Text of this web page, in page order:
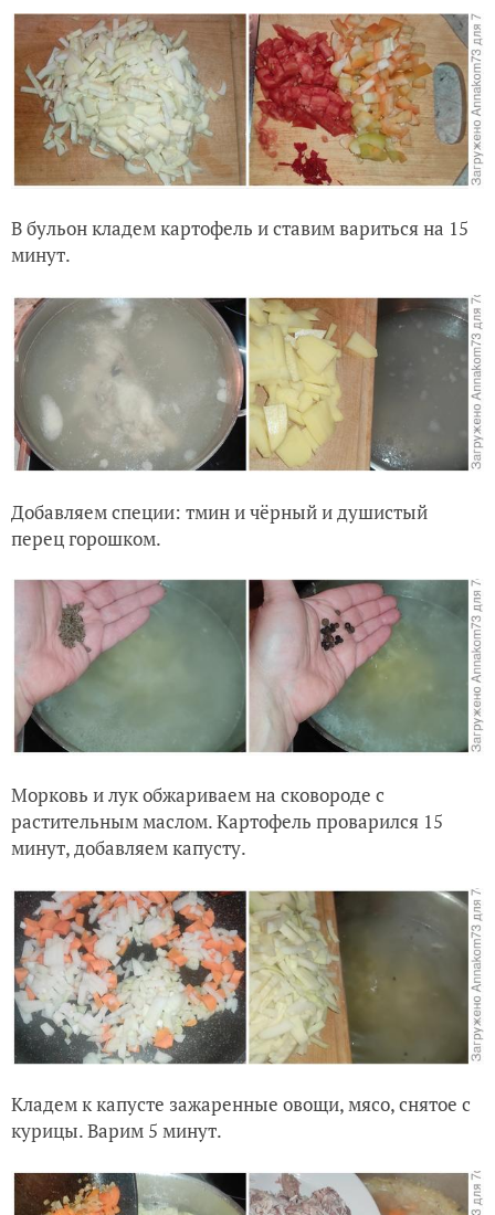
В бульон кладем картофель и ставим вариться на 15
минут.
Добавляем специи: тмин и чёрный и душистый
перец горошком.
Морковь и лук обжариваем на сковороде с
растительным маслом. Картофель проварился 15
минут, добавляем капусту.
Кладем к капусте зажаренные овощи, мясо, снятое с
курицы. Варим 5 минут.